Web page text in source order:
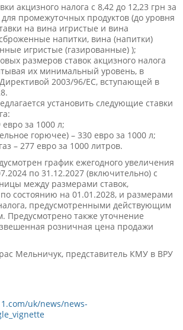
акцизного налога с 8,42 до 12,23 грн за
для промежуточных продуктов (до уровня
на вина игристые и вина
напитки, вина (напитки)
игристые (газированные) );
размеров ставок акцизного налога
их минимальный уровень, в
Директивой 2003/96/ЕС, вступающей в
установить следующие ставки
за 1000 л;
горючее) – 330 евро за 1000 л;
– 277 евро за 1000 литров.
график ежегодного увеличения
по 31.12.2027 (включительно) с
между размерами ставок,
состоянию на 01.01.2028, и размерами
предусмотренными действующим
Предусмотрено также уточнение
розничная цена продажи
Мельничук, представитель КМУ в ВРУ
uk/news/news-